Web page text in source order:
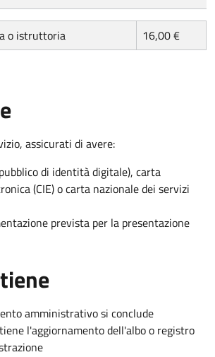
o istruttoria 16,00 €
assicurati di avere:
di identità digitale), carta
(CIE) o carta nazionale dei servizi
prevista per la presentazione
amministrativo si conclude
l'aggiornamento dell'albo o registro